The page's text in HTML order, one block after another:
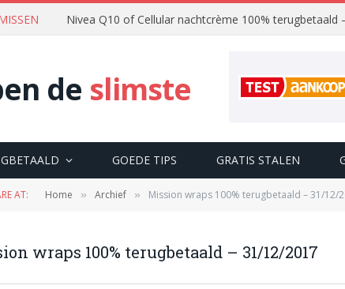
Nivea Q10 of Cellular nachtcrème 100% terugbetaald
de slimste
GOEDE TIPS GRATIS STALEN
AT: Home » Archief » Mission wraps 100% terugbetaald – 31/12/
wraps 100% terugbetaald – 31/12/2017